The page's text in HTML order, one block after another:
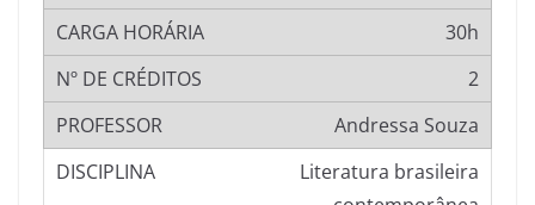
30h
2
Andressa Souza
Literatura brasileira